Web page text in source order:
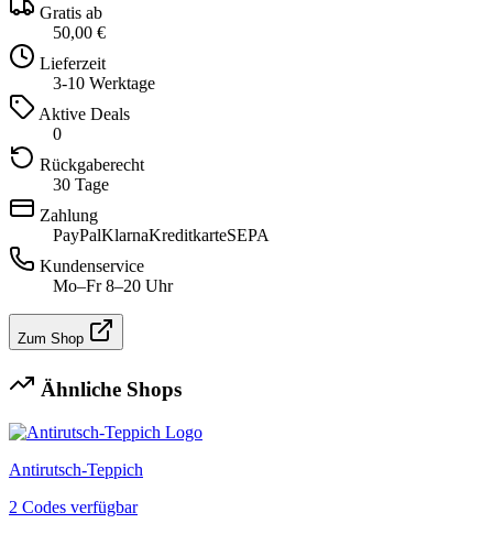
Gratis ab
50,00 €
Lieferzeit
3-10 Werktage
Aktive Deals
0
Rückgaberecht
30 Tage
Zahlung
PayPalKlarnaKreditkarteSEPA
Kundenservice
Mo–Fr 8–20 Uhr
Zum Shop
Ähnliche Shops
Antirutsch-Teppich
2 Codes verfügbar